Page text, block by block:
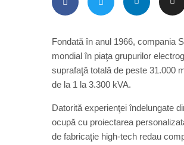
Fondată în anul 1966, compania
mondial în piaţa grupurilor
suprafaţă totală de peste 31.000
de la 1 la 3.300 kVA.
Datorită experienţei îndelungate
ocupă cu proiectarea
de fabricaţie high-tech redau